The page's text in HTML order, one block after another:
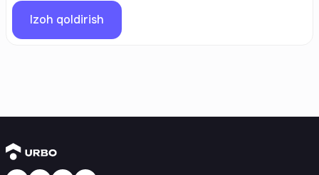
Izoh qoldirish